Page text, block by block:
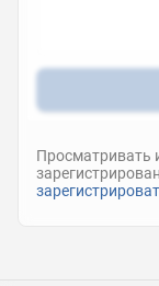
Просматривать